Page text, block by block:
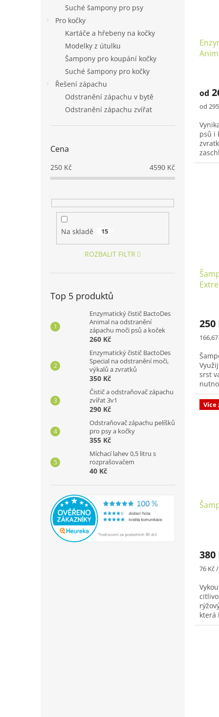
Suché šampony pro psy
Pro kočky
Kartáče a hřebeny na kočky
Modelky z útulku
Šampony pro koupání kočky
Suché šampony pro kočky
Řešení zápachu
Odstranění zápachu v bytě
Odstranění zápachu zvířat
Cena
250 Kč 4590 Kč
Na skladě 15
ROZBALIT FILTR
Top 5 produktů
Enzymatický čistič BactoDes
Animal na odstranění
zápachu moči psů a koček
260 Kč
Enzymatický čistič BactoDes
Special na odstranění moči,
výkalů a zvratků
350 Kč
Čistič a odstraňovač zápachu
zvířat 3v1
290 Kč
Odstraňovač zápachu pelíšků
pro psy a kočky
355 Kč
Míchací lahev 0,5 litru s
rozprašovačem
40 Kč
5,0
z
5
od
Měrná
od
psů i
jak
je
5,0
z
5
250
Měrná
srst
pěna
Více
380
Měrná
76 Kč
která
lehce